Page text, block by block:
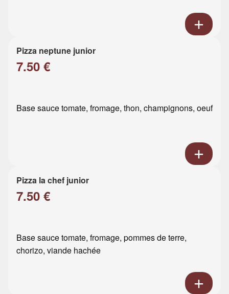
Pizza neptune junior
7.50 €
Base sauce tomate, fromage, thon, champignons, oeuf
Pizza la chef junior
7.50 €
Base sauce tomate, fromage, pommes de terre,
chorizo, viande hachée